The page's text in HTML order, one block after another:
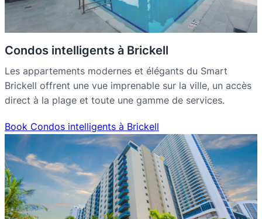
Condos intelligents à Brickell
Les appartements modernes et élégants du Smart
Brickell offrent une vue imprenable sur la ville, un accès
direct à la plage et toute une gamme de services.
Book Condos intelligents à Brickell